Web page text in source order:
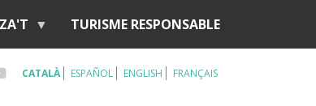
TURISME RESPONSABLE
CATALÀ ESPAÑOL ENGLISH FRANÇAIS